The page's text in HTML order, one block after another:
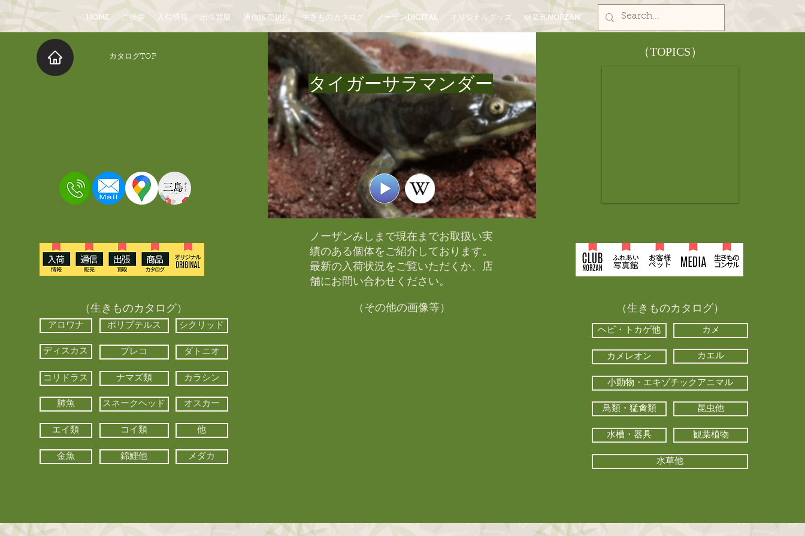
HOME ご挨拶 入荷情報 出張買取 通信販売規約 生きものカタログ ノーザンDIGITAL オリジナルグッズ 倶楽部NORZAN
​カタログTOP
タイガーサラマンダー
​（TOPICS）
（生きものカタログ）
アロワナ ポリプテルス シクリッド
ディスカス プレコ ダトニオ
コリドラス ナマズ類 カラシン
肺魚 スネークヘッド オスカー
エイ類 コイ類 他
金魚 錦鯉他 メダカ
ノーザンみしまで現在までお取扱い実
績のある個体をご紹介しております。​
最新の入荷状況をご覧いただくか、店
舗にお問い合わせください。​
（その他の画像等） （生きものカタログ）
ヘビ・トカゲ他 カメ
カメレオン カエル
小動物・エキゾチックアニマル
鳥類・猛禽類 昆虫他
水槽・器具 観葉植物
水草他